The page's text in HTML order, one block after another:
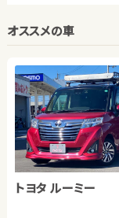
オススメの車
トヨタ ルーミー
ダイハツ ムーヴ
トヨタ プリウス
スズキ ワゴンＲ